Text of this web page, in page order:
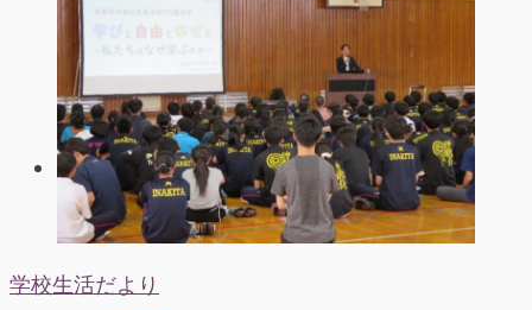
学校コンプライアンス
学びと探究
学校生活だより